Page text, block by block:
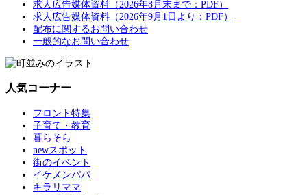
求人広告媒体資料（2026年8月末まで：PDF）
求人広告媒体資料（2026年9月1日より：PDF）
配布に関するお問い合わせ
一般的なお問い合わせ
人気コーナー
フロント特集
子育て・教育
暮らそら
newスポット
街のイベント
イケメンパパ
キラリママ